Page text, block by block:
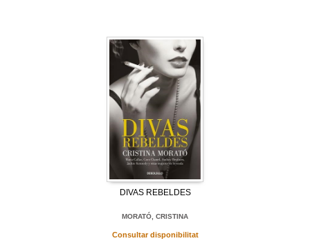
DIVAS REBELDES
MORATÓ, CRISTINA
Consultar disponibilitat